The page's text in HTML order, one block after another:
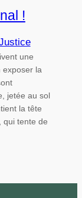
!
une
exposer la
jetée au sol
la tête
qui tente de